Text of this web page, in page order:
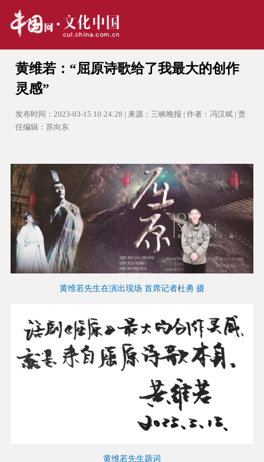
黄维若：“屈原诗歌给了我最大的创作
灵感”
发布时间：2023-03-15 10:24:28 | 来源：三峡晚报 | 作者：冯汉斌 | 责
任编辑：苏向东
黄维若先生在演出现场 首席记者杜勇 摄
黄维若先生题词